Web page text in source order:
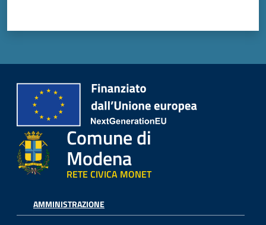
Comune di
Modena
RETE CIVICA MONET
AMMINISTRAZIONE